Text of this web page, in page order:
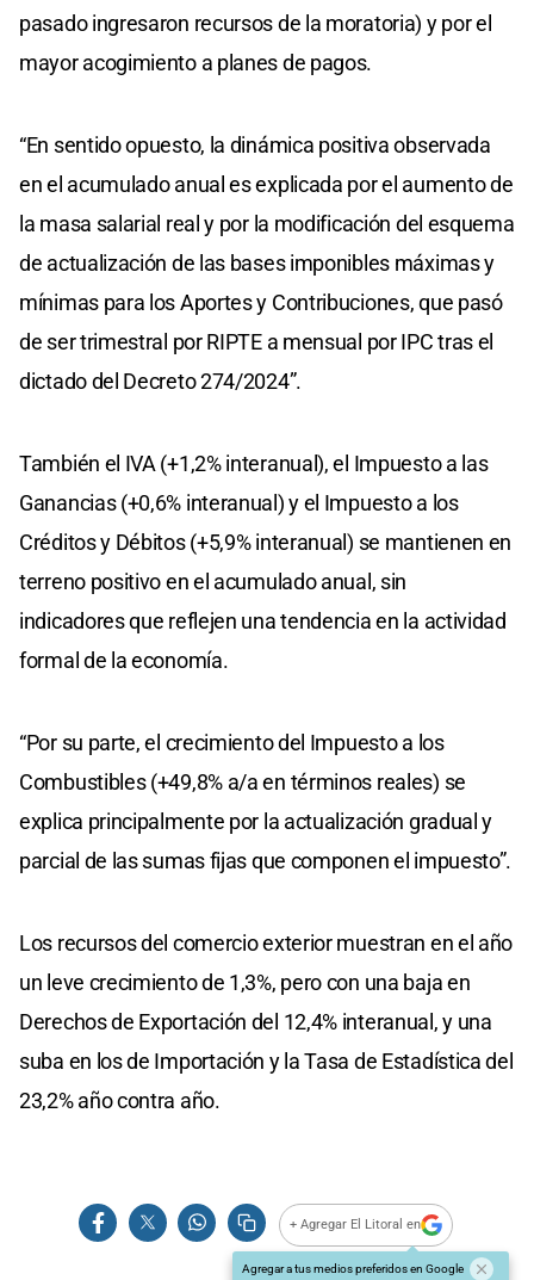
pasado ingresaron recursos de la moratoria) y por el
mayor acogimiento a planes de pagos.
“En sentido opuesto, la dinámica positiva observada
en el acumulado anual es explicada por el aumento de
la masa salarial real y por la modificación del esquema
de actualización de las bases imponibles máximas y
mínimas para los Aportes y Contribuciones, que pasó
de ser trimestral por RIPTE a mensual por IPC tras el
dictado del Decreto 274/2024”.
También el IVA (+1,2% interanual), el Impuesto a las
Ganancias (+0,6% interanual) y el Impuesto a los
Créditos y Débitos (+5,9% interanual) se mantienen en
terreno positivo en el acumulado anual, sin
indicadores que reflejen una tendencia en la actividad
formal de la economía.
“Por su parte, el crecimiento del Impuesto a los
Combustibles (+49,8% a/a en términos reales) se
explica principalmente por la actualización gradual y
parcial de las sumas fijas que componen el impuesto”.
Los recursos del comercio exterior muestran en el año
un leve crecimiento de 1,3%, pero con una baja en
Derechos de Exportación del 12,4% interanual, y una
suba en los de Importación y la Tasa de Estadística del
23,2% año contra año.
+ Agregar El Litoral en
Agregar a tus medios preferidos en Google